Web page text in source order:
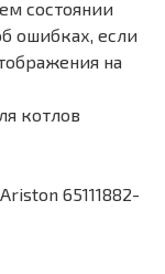
состоянии
ошибках, если
на
котлов
65111882-